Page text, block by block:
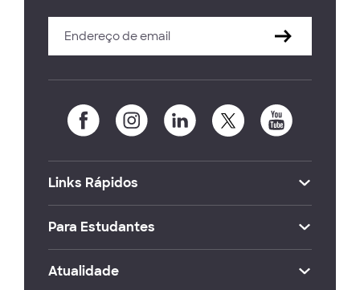
Links Rápidos
Para Estudantes
Atualidade